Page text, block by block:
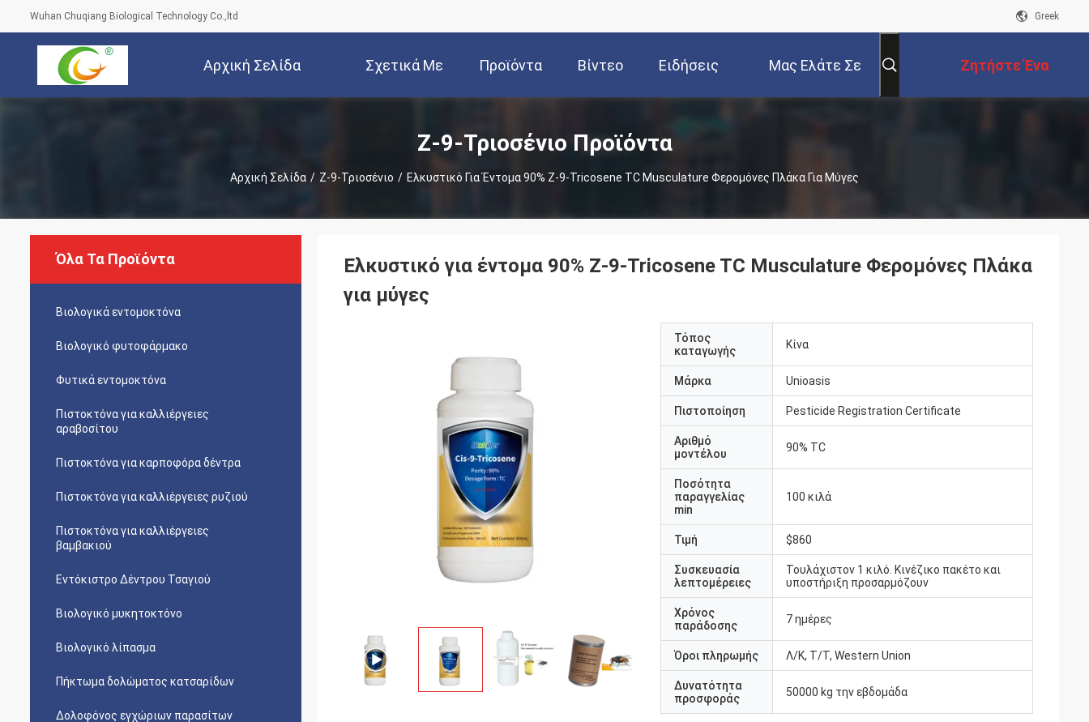
Wuhan Chuqiang Biological Technology Co.,ltd Greek
Αρχική Σελίδα Σχετικά Με
Εμάς
Προϊόντα Βίντεο Ειδήσεις Μας Ελάτε Σε Ζητήστε Ένα
Απόσπασμα
Ζ-9-Τριοσένιο Προϊόντα
Αρχική Σελίδα / Ζ-9-Τριοσένιο / Ελκυστικό Για Έντομα 90% Z-9-Tricosene TC Musculature Φερομόνες Πλάκα Για Μύγες
Όλα Τα Προϊόντα
Βιολογικά εντομοκτόνα
Βιολογικό φυτοφάρμακο
Φυτικά εντομοκτόνα
Πιστοκτόνα για καλλιέργειες
αραβοσίτου
Πιστοκτόνα για καρποφόρα δέντρα
Πιστοκτόνα για καλλιέργειες ρυζιού
Πιστοκτόνα για καλλιέργειες
βαμβακιού
Εντόκιστρο Δέντρου Τσαγιού
Βιολογικό μυκητοκτόνο
Βιολογικό λίπασμα
Πήκτωμα δολώματος κατσαρίδων
Δολοφόνος εγχώριων παρασίτων
Ελκυστικό για έντομα 90% Z-9-Tricosene TC Musculature Φερομόνες Πλάκα
για μύγες
Τόπος
καταγωγής
Κίνα
Μάρκα Unioasis
Πιστοποίηση Pesticide Registration Certificate
Αριθμό
μοντέλου
90% TC
Ποσότητα
παραγγελίας
min
100 κιλά
Τιμή $860
Συσκευασία
λεπτομέρειες
Τουλάχιστον 1 κιλό. Κινέζικο πακέτο και
υποστήριξη προσαρμόζουν
Χρόνος
παράδοσης
7 ημέρες
Όροι πληρωμής Λ/Κ, Τ/Τ, Western Union
Δυνατότητα
προσφοράς
50000 kg την εβδομάδα